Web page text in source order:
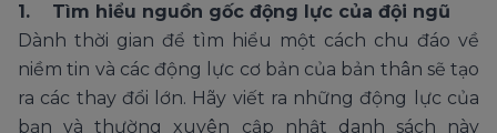
1. Tìm hiểu nguồn gốc động lực của đội ngũ
Dành thời gian để tìm hiểu một cách chu đáo về
niềm tin và các động lực cơ bản của bản thân sẽ tạo
ra các thay đổi lớn. Hãy viết ra những động lực của
bạn và thường xuyên cập nhật danh sách này